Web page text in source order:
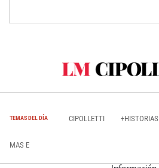
TEMAS DEL DÍA CIPOLLETTI +HISTORIAS
MAS E